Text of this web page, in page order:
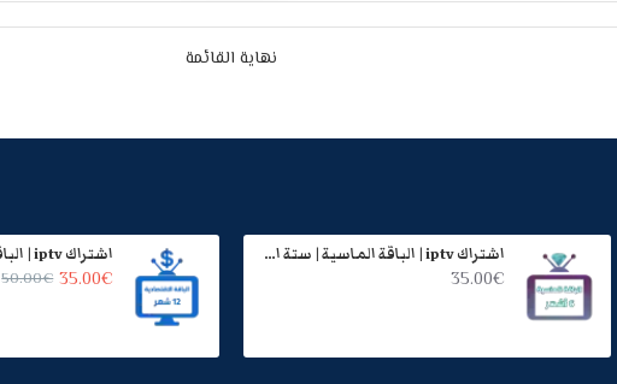
نهاية القائمة
اشتراك iptv | الباقة الماسية | ستة اشهر
35.00€
35.00€
50.00€